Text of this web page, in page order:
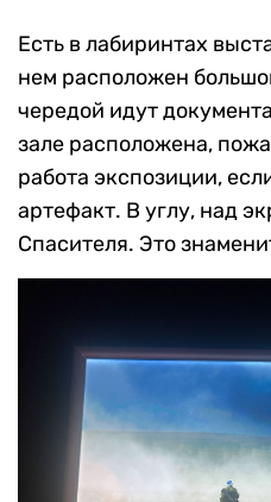
Есть в лабиринтах
нем расположен
чередой идут
зале расположена,
работа экспозиции,